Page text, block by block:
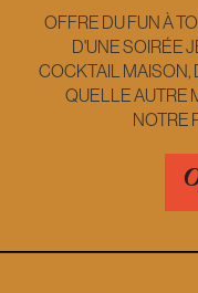
OFFRE DU FUN À
D'UNE SOIRÉE
COCKTAIL MAISON,
QUELLE AUTRE
NOTRE